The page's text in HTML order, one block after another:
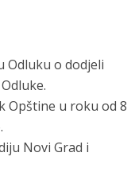
Odluku o dodjeli
Opštine u roku od 8
Novi Grad i